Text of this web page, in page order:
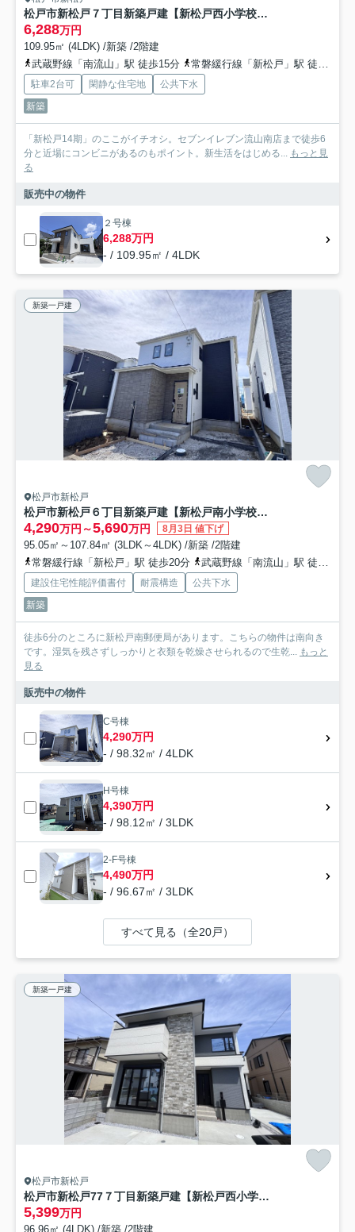
松戸市新松戸７丁目新築戸建【新松戸西小学校:8分】
6,288万円
109.95㎡ (4LDK) /新築 /2階建
武蔵野線「南流山」駅 徒歩15分
常磐緩行線「新松戸」駅 徒歩28分
駐車2台可 閑静な住宅地
公共下水
新築
「新松戸14期」のここがイチオシ。セブンイレブン流山南店まで徒歩6
分と近場にコンビニがあるのもポイント。新生活をはじめる... もっと見
る
販売中の物件
２号棟
6,288万円
- / 109.95㎡ / 4LDK
新築一戸建
松戸市新松戸
松戸市新松戸６丁目新築戸建【新松戸南小学校：4分】
4,290万円～5,690万円 8月3日 値下げ
95.05㎡～107.84㎡ (3LDK～4LDK) /新築 /2階建
常磐緩行線「新松戸」駅 徒歩20分
武蔵野線「南流山」駅 徒歩25分
建設住宅性能評価書付 耐震構造
公共下水
新築
徒歩6分のところに新松戸南郵便局があります。こちらの物件は南向き
です。湿気を残さずしっかりと衣類を乾燥させられるので生乾... もっと
見る
販売中の物件
C号棟
4,290万円
- / 98.32㎡ / 4LDK
H号棟
4,390万円
- / 98.12㎡ / 3LDK
2-F号棟
4,490万円
- / 96.67㎡ / 3LDK
すべて見る（全20戸）
新築一戸建
松戸市新松戸
松戸市新松戸77７丁目新築戸建【新松戸西小学校:7分】
5,399万円
96.96㎡ (4LDK) /新築 /2階建